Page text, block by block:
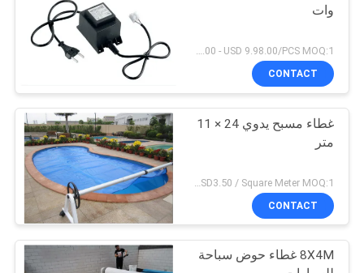
وات
USD 1.00 - USD 9.98.00/PCS MOQ:1 قطعة
CONTACT
غطاء مسبح يدوي 24 × 11
متر
USD1.00 - USD1,448.00 / Set (3 Cover With 3 Roller), Only Cover USD1.50 - USD3.50 / Square Meter MOQ:1 قطعة
CONTACT
8X4M غطاء حوض سباحة